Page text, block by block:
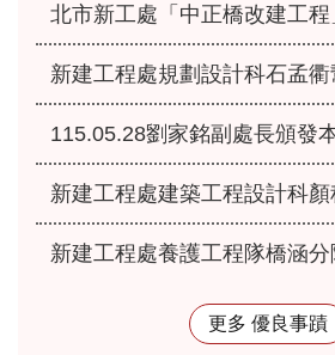
更多 優良事蹟